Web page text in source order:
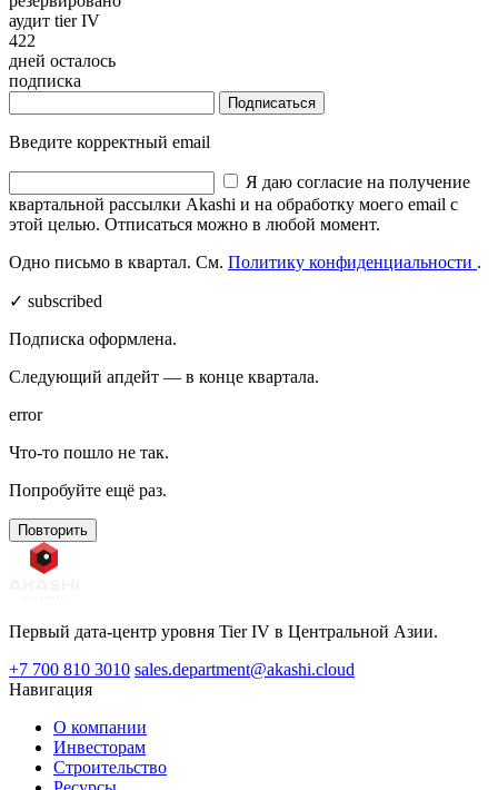
аудит tier IV
422
дней осталось
подписка
Подписаться
Введите корректный email
Я даю согласие на получение
квартальной рассылки Akashi и на обработку моего email с
этой целью. Отписаться можно в любой момент.
Одно письмо в квартал. См. Политику конфиденциальности .
✓ subscribed
Подписка оформлена.
Следующий апдейт — в конце квартала.
error
Что-то пошло не так.
Попробуйте ещё раз.
Повторить
Первый дата-центр уровня Tier IV в Центральной Азии.
+7 700 810 3010 sales.department@akashi.cloud
Навигация
О компании
Инвесторам
Строительство